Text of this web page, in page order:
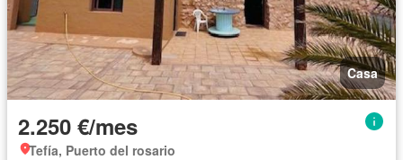
Casa
2.250 €/mes
Tefía, Puerto del rosario